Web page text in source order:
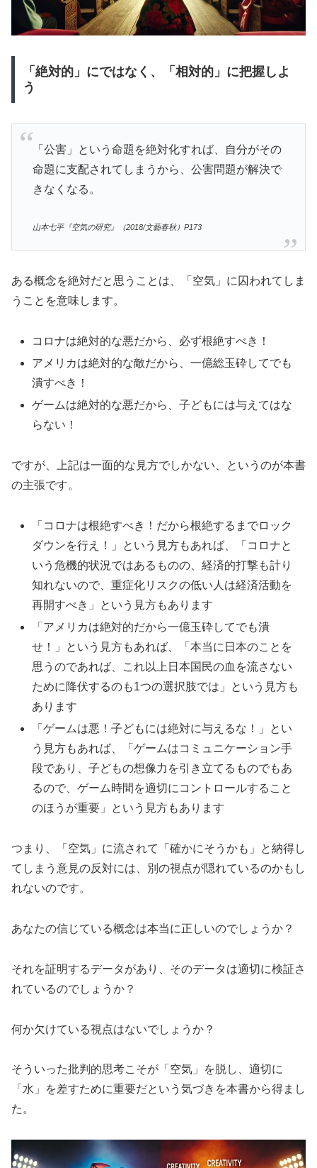
「絶対的」にではなく、「相対的」に把握しよ
う
「公害」という命題を絶対化すれば、自分がその
命題に支配されてしまうから、公害問題が解決で
きなくなる。
山本七平『空気の研究』（2018/文藝春秋）P173
ある概念を絶対だと思うことは、「空気」に囚われてしま
うことを意味します。
コロナは絶対的な悪だから、必ず根絶すべき！
アメリカは絶対的な敵だから、一億総玉砕してでも
潰すべき！
ゲームは絶対的な悪だから、子どもには与えてはな
らない！
ですが、上記は一面的な見方でしかない、というのが本書
の主張です。
「コロナは根絶すべき！だから根絶するまでロック
ダウンを行え！」という見方もあれば、「コロナと
いう危機的状況ではあるものの、経済的打撃も計り
知れないので、重症化リスクの低い人は経済活動を
再開すべき」という見方もあります
「アメリカは絶対的だから一億玉砕してでも潰
せ！」という見方もあれば、「本当に日本のことを
思うのであれば、これ以上日本国民の血を流さない
ために降伏するのも1つの選択肢では」という見方も
あります
「ゲームは悪！子どもには絶対に与えるな！」とい
う見方もあれば、「ゲームはコミュニケーション手
段であり、子どもの想像力を引き立てるものでもあ
るので、ゲーム時間を適切にコントロールすること
のほうが重要」という見方もあります
つまり、「空気」に流されて「確かにそうかも」と納得し
てしまう意見の反対には、別の視点が隠れているのかもし
れないのです。
あなたの信じている概念は本当に正しいのでしょうか？
それを証明するデータがあり、そのデータは適切に検証さ
れているのでしょうか？
何か欠けている視点はないでしょうか？
そういった批判的思考こそが「空気」を脱し、適切に
「水」を差すために重要だという気づきを本書から得まし
た。